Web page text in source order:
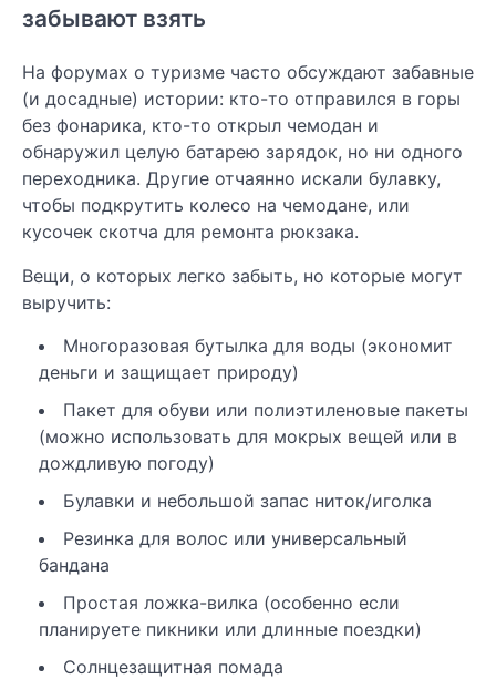
забывают взять
На форумах о туризме часто обсуждают забавные
(и досадные) истории: кто-то отправился в горы
без фонарика, кто-то открыл чемодан и
обнаружил целую батарею зарядок, но ни одного
переходника. Другие отчаянно искали булавку,
чтобы подкрутить колесо на чемодане, или
кусочек скотча для ремонта рюкзака.
Вещи, о которых легко забыть, но которые могут
выручить:
Многоразовая бутылка для воды (экономит
деньги и защищает природу)
Пакет для обуви или полиэтиленовые пакеты
(можно использовать для мокрых вещей или в
дождливую погоду)
Булавки и небольшой запас ниток/иголка
Резинка для волос или универсальный
бандана
Простая ложка-вилка (особенно если
планируете пикники или длинные поездки)
Солнцезащитная помада